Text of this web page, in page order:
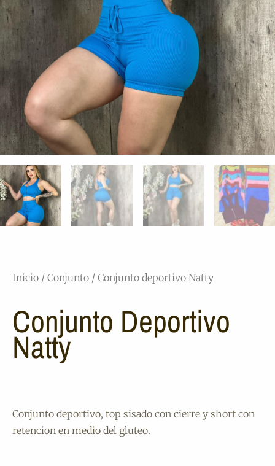
Inicio / Conjunto / Conjunto deportivo Natty
Conjunto Deportivo
Natty
Conjunto deportivo, top sisado con cierre y short con
retencion en medio del gluteo.